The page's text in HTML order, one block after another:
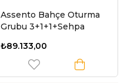
Assento Bahçe Oturma
Grubu 3+1+1+Sehpa
₺89.133,00